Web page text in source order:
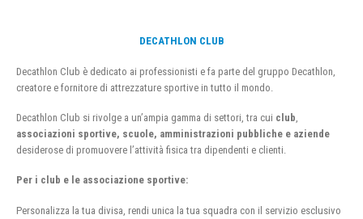
DECATHLON CLUB
Decathlon Club è dedicato ai professionisti e fa parte del gruppo Decathlon,
creatore e fornitore di attrezzature sportive in tutto il mondo.
Decathlon Club si rivolge a un’ampia gamma di settori, tra cui club
associazioni sportive, scuole, amministrazioni pubbliche e aziende
desiderose di promuovere l’attività fisica tra dipendenti e clienti.
Per i club e le associazione sportive:
Personalizza la tua divisa, rendi unica la tua squadra con il servizio esclusivo